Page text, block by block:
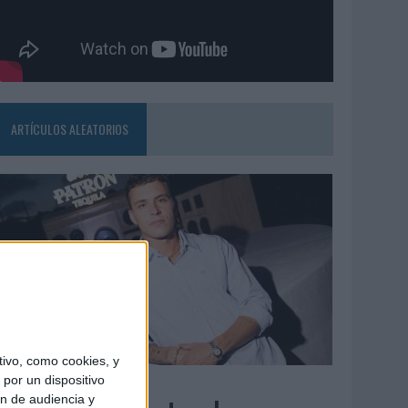
como cookies, y
un dispositivo
de audiencia y
ARTÍCULOS ALEATORIOS
08/2026